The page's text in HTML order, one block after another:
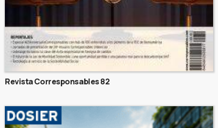
Revista Corresponsables 82